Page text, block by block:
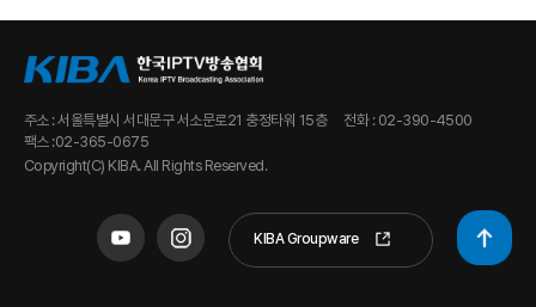
주소 : 서울특별시 서대문구 서소문로21 충정타워 15층
전화 : 02-390-4500
팩스 :02-365-0675
Copyright(C) KIBA. All Rights Reserved.
KIBA Groupware